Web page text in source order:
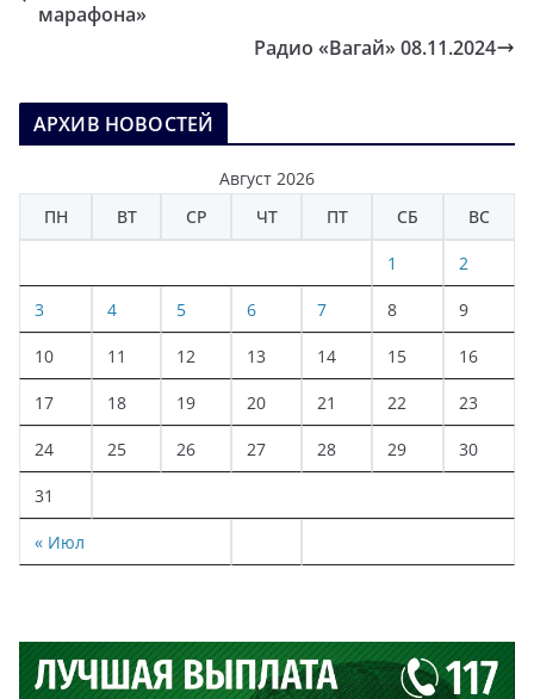
марафона»
Радио «Вагай» 08.11.2024
АРХИВ НОВОСТЕЙ
Август 2026
ПН
ВТ СР ЧТ ПТ СБ ВС
« Июл
1 2
3 4 5 6 7 8 9
10 11 12 13 14 15 16
17 18 19 20 21 22 23
24 25 26 27 28 29 30
31